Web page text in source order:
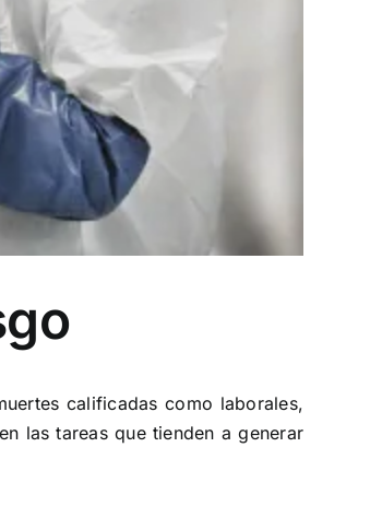
calificadas como laborales,
las tareas que tienden a generar